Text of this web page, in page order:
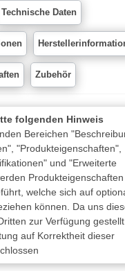
Technische Daten
Zubehör
folgenden Hinweis
Bereichen
"Produkteigenschaften",
und "Erweiterte
welche sich auf
können. Da uns
zur Verfügung gestellt
auf Korrektheit dieser